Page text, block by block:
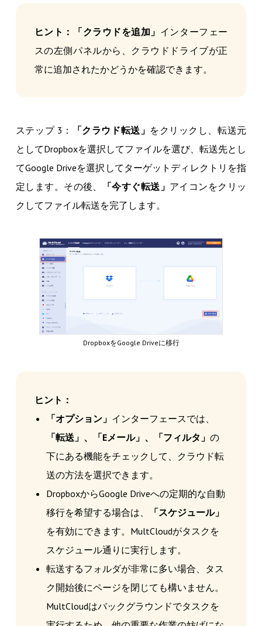
ヒント：「クラウドを追加」 インターフェー
スの左側パネルから、クラウドドライブが正
常に追加されたかどうかを確認できます。
ステップ 3： 「クラウド転送」 をクリックし、転送元
としてDropboxを選択してファイルを選び、転送先とし
てGoogle Driveを選択してターゲットディレクトリを指
定します。その後、
「今すぐ転送」 アイコンをクリッ
クしてファイル転送を完了します。
DropboxをGoogle Driveに移行
ヒント：
「オプション」 インターフェースでは、
「転送」、「Eメール」、「フィルタ」 の
下にある機能をチェックして、クラウド転
送の方法を選択できます。
DropboxからGoogle Driveへの定期的な自動
移行を希望する場合は、
「スケジュール」
を有効にできます。MultCloudがタスクを
スケジュール通りに実行します。
転送するフォルダが非常に多い場合、タス
ク開始後にページを閉じても構いません。
MultCloudはバックグラウンドでタスクを